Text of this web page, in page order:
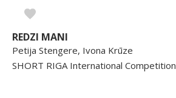
REDZI MANI
Petija Stengere, Ivona Krūze
SHORT RIGA International Competition